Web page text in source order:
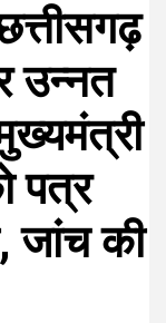
उन्नत
पत्र
जांच की